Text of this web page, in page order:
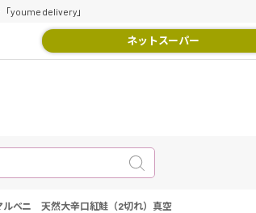
youme delivery」
ネットスーパー
ルベニ 天然大辛口紅鮭（2切れ）真空